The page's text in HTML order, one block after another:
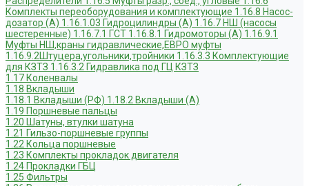
Комплекты переоборудования и комплектующие 1.16.8 Насос-
дозатор (А) 1.16.1.03 Гидроцилиндры (А) 1.16.7 НШ (насосы
шестеренные) 1.16.7.1 ГСТ 1.16.8.1 Гидромоторы (А) 1.16.9.1
Муфты НШ,краны гидравлические,ЕВРО муфты
1.16.9.2Штуцера,угольники,тройники 1.16.3.3 Комплектующие
для КЗТЗ 1.16.3.2 Гидравлика под ГЦ КЗТЗ
1.17 Коленвалы
1.18 Вкладыши
1.18.1 Вкладыши (РФ) 1.18.2 Вкладыши (А)
1.19 Поршневые пальцы
1.20 Шатуны, втулки шатуна
1.21 Гильзо-поршневые группы
1.22 Кольца поршневые
1.23 Комплекты прокладок двигателя
1.24 Прокладки ГБЦ
1.25 Фильтры